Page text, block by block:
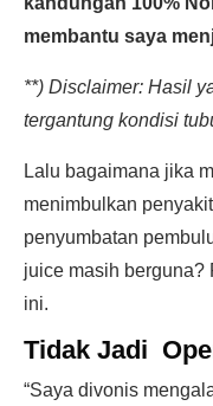
membantu saya
**) Disclaimer: Hasil
tergantung kondisi
Lalu bagaimana jika
menimbulkan
penyumbatan
juice masih berguna?
ini.
Tidak Jadi
“Saya divonis